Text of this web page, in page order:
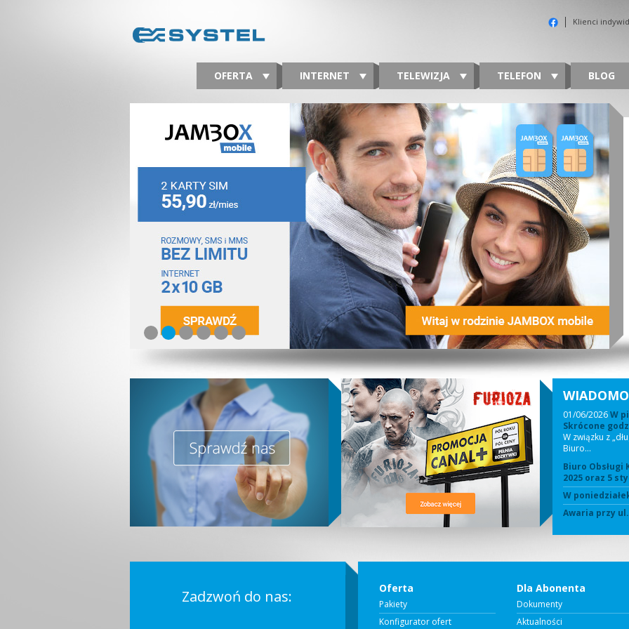
Klienci
OFERTA INTERNET TELEWIZJA TELEFON BLOG
01/06/2026W
Skrócone
W związku z
Biuro…
Biuro Obsługi
2025 oraz 5
W
Awaria przy
Zadzwoń do nas: Oferta
Pakiety
Konfigurator ofert
Dla Abonenta
Dokumenty
Aktualności